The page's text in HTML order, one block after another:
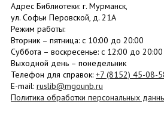
Адрес Библиотеки: г. Мурманск,
ул. Софьи Перовской, д. 21А
Режим работы:
Вторник – пятница: с 10:00 до 20:00
Суббота – воскресенье: c 12:00 до 20:00
Выходной день – понедельник
Телефон для справок: +7 (8152) 45-08-
E-mail: ruslib@mgounb.ru
Политика обработки персональных